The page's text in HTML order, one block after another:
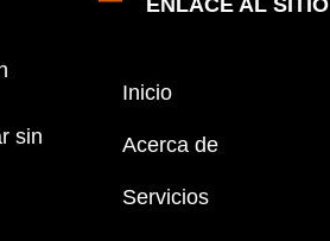
sin
Inicio
Acerca de
Servicios